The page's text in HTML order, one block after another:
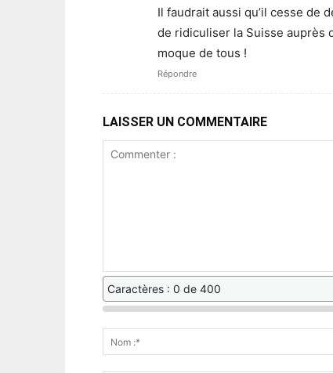
Il faudrait aussi qu’il cesse de
de ridiculiser la Suisse auprès
moque de tous !
Répondre
LAISSER UN COMMENTAIRE
Caractères : 0 de 400